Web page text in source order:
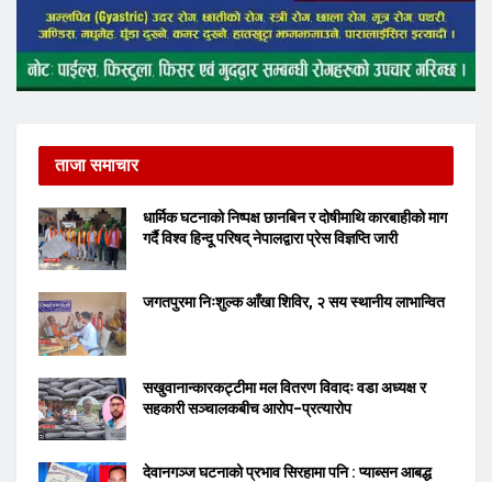
ताजा समाचार
धार्मिक घटनाको निष्पक्ष छानबिन र दोषीमाथि कारबाहीको माग
गर्दै विश्व हिन्दू परिषद् नेपालद्वारा प्रेस विज्ञप्ति जारी
जगतपुरमा निःशुल्क आँखा शिविर, २ सय स्थानीय लाभान्वित
सखुवानान्कारकट्टीमा मल वितरण विवादः वडा अध्यक्ष र
सहकारी सञ्चालकबीच आरोप–प्रत्यारोप
देवानगञ्ज घटनाको प्रभाव सिरहामा पनि : प्याब्सन आबद्ध